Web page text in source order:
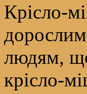
Крісло-
людям,
крісло-